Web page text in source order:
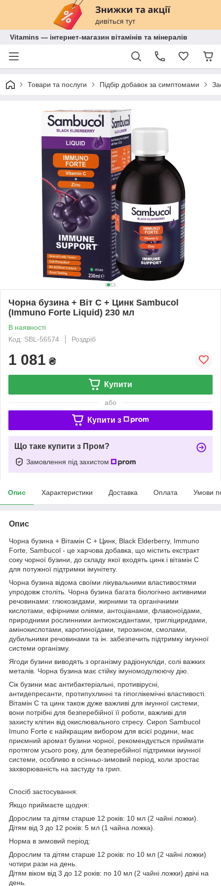
Vitamins — інтернет-магазин вітамінів та мінералів
Товари та послуги Підбір добавок за симптомами
Чорна бузина + Віт С + Цинк Sambucol
(Immuno Forte Liquid) 230 мл
В наявності
Код: SBL-56574
Роздріб
1 081 ₴
Купити
або
Купити з
Що таке купити з Пром?
Замовлення під захистом
Опис Характеристики Доставка Оплата Умови
Опис
Чорна бузина + Вітамін С + Цинк, Black Elderberry, Immuno
Forte, Sambucol - це харчова добавка, що містить екстракт
соку чорної бузини, до складу якої входять цинк і вітамін C
для потужної підтримки імунітету.
Чорна бузина відома своїми лікувальними властивостями
упродовж століть. Чорна бузина багата біологічно активними
речовинами: глюкозидами, жирними та органічними
кислотами, ефірними оліями, антоціанами, флавоноїдами,
природними рослинними антиоксидантами, тригліциридами,
амінокислотами, каротиноїдами, тирозином, смолами,
дубильними речовинами та ін. забезпечить підтримку імунної
системи організму.
Ягоди бузини виводять з організму радіонукліди, солі важких
металів. Чорна бузина має стійку імуномодулюючу дію.
Сік бузини має антибактеріальні, противірусні,
антидепресанти, протипухлинні та гіпоглікемічні властивості.
Вітамін С та цинк також дуже важливі для імунної системи,
вони потрібні для безперебійної її роботи, важливі для
захисту клітин від окислювального стресу. Сироп Sambucol
Imuno Forte є найкращим вибором для всієї родини, має
приємний аромат бузини чорної, рекомендується приймати
протягом усього року, для безперебійної підтримки імунної
системи, особливо в осінньо-зимовий період, коли зростає
захворюваність на застуду та грип.
Спосіб застосування:
Якщо приймаєте щодня:
Дорослим та дітям старше 12 років: 10 мл (2 чайні ложки).
Дітям від 3 до 12 років: 5 мл (1 чайна ложка).
Норма в зимовий період:
Дорослим та дітям старше 12 років: по 10 мл (2 чайні ложки)
чотири рази на день.
Дітям віком від 3 до 12 років: по 10 мл (2 чайні ложки) двічі на
день.